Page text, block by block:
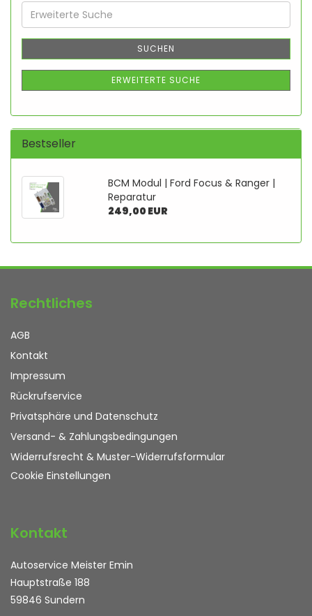
Erweiterte
Suche
SUCHEN
ERWEITERTE SUCHE
Bestseller
BCM Modul | Ford Focus & Ran­ger |
Re­pa­ra­tur
249,00 EUR
Rechtliches
AGB
Kontakt
Impressum
Rückrufservice
Privatsphäre und Datenschutz
Versand- & Zahlungsbedingungen
Widerrufsrecht & Muster-Widerrufsformular
Cookie Einstellungen
Kontakt
Autoservice Meister Emin
Hauptstraße 188
59846 Sundern